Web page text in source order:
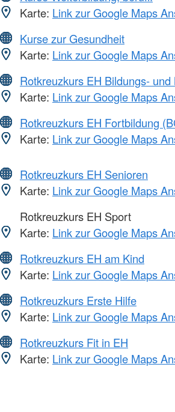
Karte: Link zur Google Maps
Kurse zur Gesundheit
Karte: Link zur Google Maps
Rotkreuzkurs EH Bildungs- und
Karte: Link zur Google Maps
Rotkreuzkurs EH Fortbildung
Karte: Link zur Google Maps
Rotkreuzkurs EH Senioren
Karte: Link zur Google Maps
Rotkreuzkurs EH Sport
Karte: Link zur Google Maps
Rotkreuzkurs EH am Kind
Karte: Link zur Google Maps
Rotkreuzkurs Erste Hilfe
Karte: Link zur Google Maps
Rotkreuzkurs Fit in EH
Karte: Link zur Google Maps